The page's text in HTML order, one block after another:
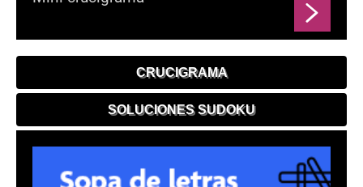
CRUCIGRAMA
SOLUCIONES SUDOKU